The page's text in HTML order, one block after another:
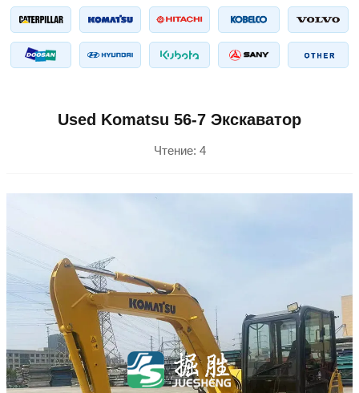
Used Komatsu 56-7 Экскаватор
Чтение: 4